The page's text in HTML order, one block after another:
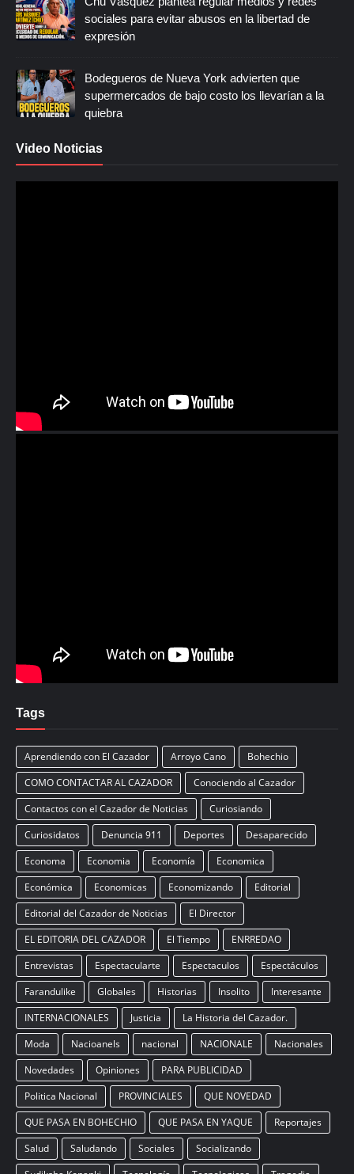
sociales para evitar abusos en la libertad de
expresión
Bodegueros de Nueva York advierten que
supermercados de bajo costo los llevarían a la
quiebra
Video Noticias
Tags
Aprendiendo con El Cazador Arroyo Cano
Bohechio
COMO CONTACTAR AL CAZADOR
Conociendo al Cazador
Contactos con el Cazador de Noticias
Curiosiando
Curiosidatos
Denuncia 911 Deportes
Desaparecido
Economa
Economia Economía
Economica
Económica
Economicas Economizando
Editorial
Editorial del Cazador de Noticias
El Director
EL EDITORIA DEL CAZADOR
El Tiempo
ENRREDAO
Entrevistas
Espectacularte Espectaculos
Espectáculos
Farandulike
Globales Historias Insolito
Interesante
INTERNACIONALES
Justicia
La Historia del Cazador.
Moda
Nacioanels nacional NACIONALE
Nacionales
Novedades
Opiniones
PARA PUBLICIDAD
Politica Nacional
PROVINCIALES
QUE NOVEDAD
QUE PASA EN BOHECHIO
QUE PASA EN YAQUE
Reportajes
Salud
Saludando Sociales
Socializando